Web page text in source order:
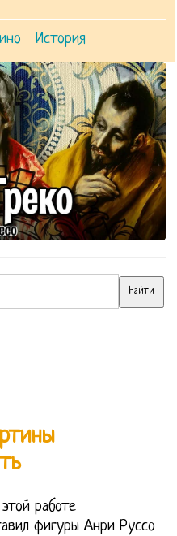
История
работе
фигуры Анри Руссо